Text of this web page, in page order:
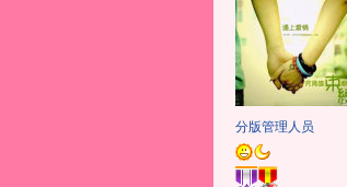
分版管理人员